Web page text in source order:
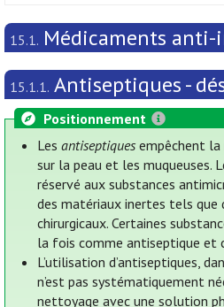
15.1. Médicaments
15.1.1. Antiseptiques -
Positionnement
Lesantiseptiques empêchent
sur la peau et les muqueuses.
réservé aux substances
des matériaux inertes tels que
chirurgicaux. Certaines
la fois comme antiseptique et
L’utilisation d’antiseptiques,
n’est pas systématiquement
nettoyage avec une solution